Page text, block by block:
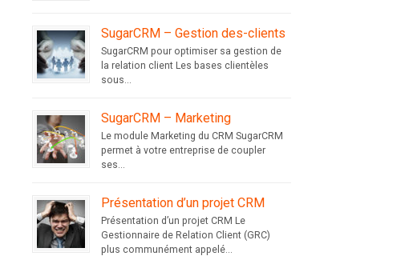
SugarCRM – Gestion des-clients
SugarCRM pour optimiser sa gestion de
la relation client Les bases clientèles
sous...
SugarCRM – Marketing
Le module Marketing du CRM SugarCRM
permet à votre entreprise de coupler
ses...
Présentation d’un projet CRM
Présentation d’un projet CRM Le
Gestionnaire de Relation Client (GRC)
plus communément appelé...